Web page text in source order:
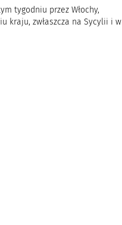
tygodniu przez Włochy,
kraju, zwłaszcza na Sycylii i w